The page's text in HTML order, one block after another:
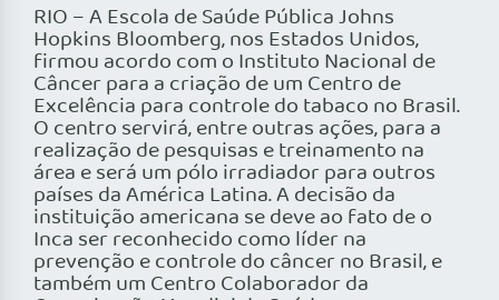
RIO – A Escola de Saúde Pública Johns
Hopkins Bloomberg, nos Estados Unidos,
firmou acordo com o Instituto Nacional de
Câncer para a criação de um Centro de
Excelência para controle do tabaco no Brasil.
O centro servirá, entre outras ações, para a
realização de pesquisas e treinamento na
área e será um pólo irradiador para outros
países da América Latina. A decisão da
instituição americana se deve ao fato de o
Inca ser reconhecido como líder na
prevenção e controle do câncer no Brasil, e
também um Centro Colaborador da